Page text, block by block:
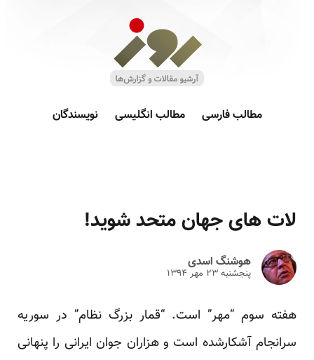
مطالب فارسی مطالب انگلیسی نویسندگان
لات های جهان متحد شوید!
هوشنگ اسدی
پنجشنبه ۲۳ مهر ۱۳۹۴
هفته سوم “مهر” است. “قمار بزرگ نظام” در سوریه
سرانجام آشکارشده است وهزاران جوان ایرانی را پنهانی